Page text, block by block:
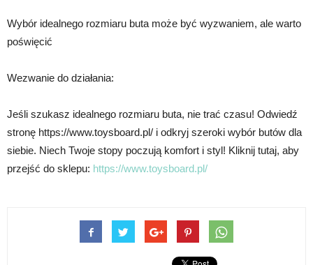
Wybór idealnego rozmiaru buta może być wyzwaniem, ale warto
poświęcić
Wezwanie do działania:
Jeśli szukasz idealnego rozmiaru buta, nie trać czasu! Odwiedź
stronę https://www.toysboard.pl/ i odkryj szeroki wybór butów dla
siebie. Niech Twoje stopy poczują komfort i styl! Kliknij tutaj, aby
przejść do sklepu: https://www.toysboard.pl/